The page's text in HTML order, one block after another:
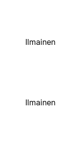
Ilmainen
Ilmainen